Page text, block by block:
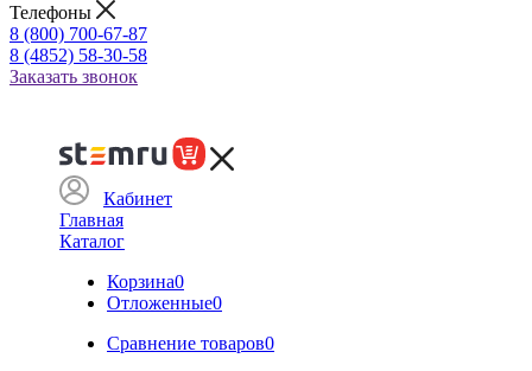
Телефоны
8 (800) 700-67-87
8 (4852) 58-30-58
Заказать звонок
Кабинет
Главная
Каталог
Корзина0
Отложенные0
Сравнение товаров0